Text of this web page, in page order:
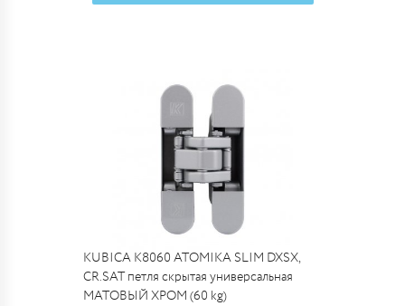
KUBICA K8060 ATOMIKA SLIM DXSX,
CR.SAT петля скрытая универсальная
МАТОВЫЙ ХРОМ (60 kg)